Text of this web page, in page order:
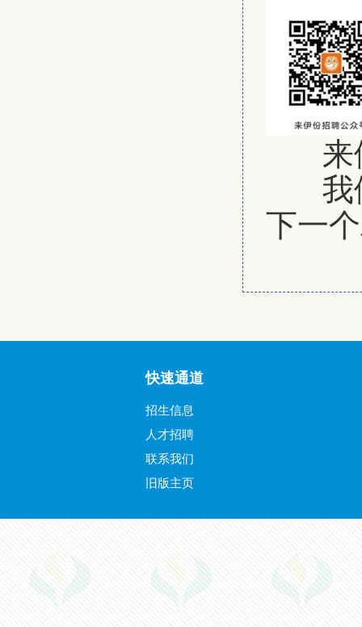
下一
快速通道
招生信息
人才招聘
联系我们
旧版主页